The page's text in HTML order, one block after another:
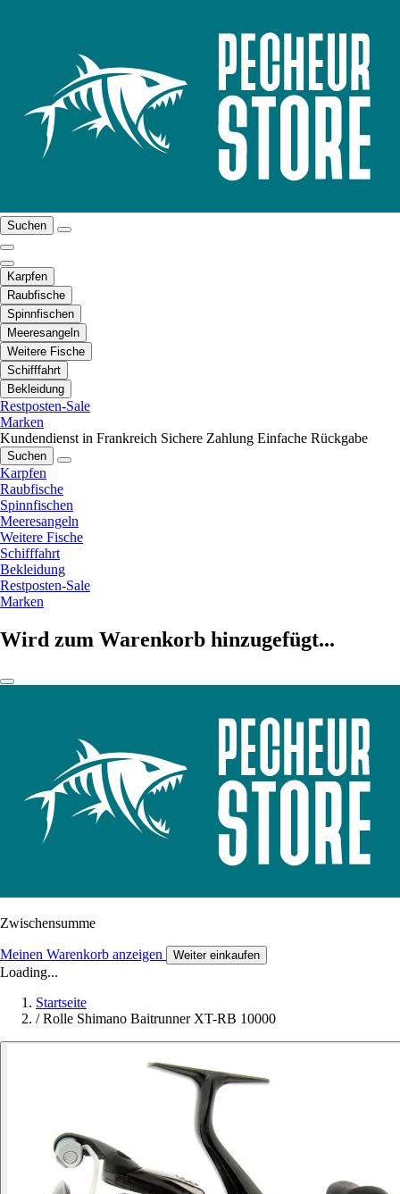
Suchen
Karpfen
Raubfische
Spinnfischen
Meeresangeln
Weitere Fische
Schifffahrt
Bekleidung
Restposten-Sale
Marken
Kundendienst in Frankreich Sichere Zahlung Einfache Rückgabe
Suchen
Karpfen
Raubfische
Spinnfischen
Meeresangeln
Weitere Fische
Schifffahrt
Bekleidung
Restposten-Sale
Marken
Wird zum Warenkorb hinzugefügt...
Zwischensumme
Meinen Warenkorb anzeigen Weiter einkaufen
Loading...
Startseite
/ Rolle Shimano Baitrunner XT-RB 10000